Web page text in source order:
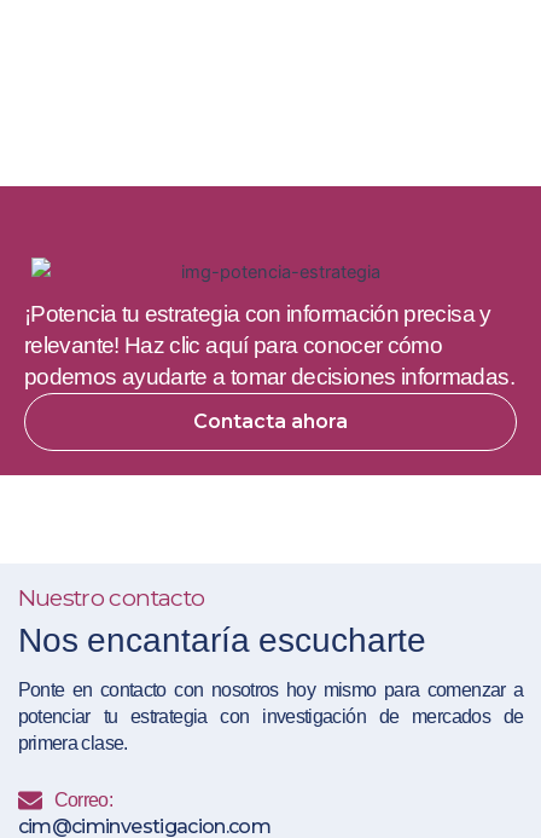
¡Potencia tu estrategia con información precisa y
relevante! Haz clic aquí para conocer cómo
podemos ayudarte a tomar decisiones informadas.
Contacta ahora
Nuestro contacto
Nos encantaría escucharte
Ponte en contacto con nosotros hoy mismo para comenzar a
potenciar tu estrategia con investigación de mercados de
primera clase.
Correo:
cim@ciminvestigacion.com